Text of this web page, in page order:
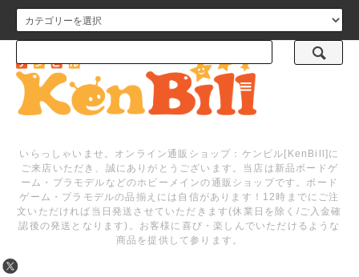
メニュー
いらっしゃいませ。オンライン通販ショップ：ケンビル[KenBill]に
ご来店いただき、誠にありがとうございます。当店は新品ボードゲ
ーム・プラモデルなどのホビーメインの通販ショップです。ボード
ゲーム・プラモデルの品揃えには自信があります！12時までにご注
文いただければ当日発送させていただきます(休業日を除く/ご入金確
認後の発送となります)。お客様に喜び・楽しんでいただけるような
商品を提供して参ります。